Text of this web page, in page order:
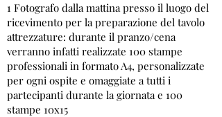
1 Fotografo dalla mattina presso il luogo del
ricevimento per la preparazione del tavolo
attrezzature: durante il pranzo/cena
verranno infatti realizzate 100 stampe
professionali in formato A4, personalizzate
per ogni ospite e omaggiate a tutti i
partecipanti durante la giornata e 100
stampe 10x15